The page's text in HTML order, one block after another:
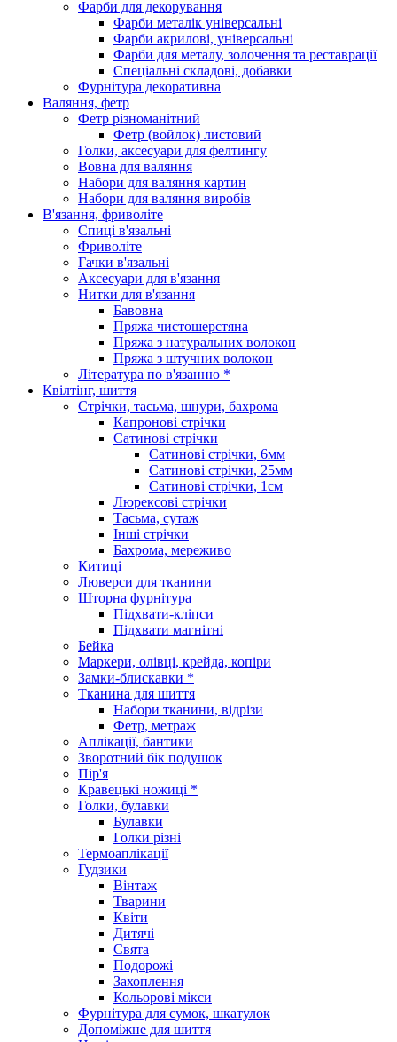
Фарби для декорування
Фарби металік універсальні
Фарби акрилові, універсальні
Фарби для металу, золочення та реставрації
Спеціальні складові, добавки
Фурнітура декоративна
Валяння, фетр
Фетр різноманітний
Фетр (войлок) листовий
Голки, аксесуари для фелтингу
Вовна для валяння
Набори для валяння картин
Набори для валяння виробів
В'язання, фриволіте
Спиці в'язальні
Фриволіте
Гачки в'язальні
Аксесуари для в'язання
Нитки для в'язання
Бавовна
Пряжа чистошерстяна
Пряжа з натуральних волокон
Пряжа з штучних волокон
Література по в'язанню *
Квілтінг, шиття
Стрічки, тасьма, шнури, бахрома
Капронові стрічки
Сатинові стрічки
Сатинові стрічки, 6мм
Сатинові стрічки, 25мм
Сатинові стрічки, 1см
Люрексові стрічки
Тасьма, сутаж
Інші стрічки
Бахрома, мереживо
Китиці
Люверси для тканини
Шторна фурнітура
Підхвати-кліпси
Підхвати магнітні
Бейка
Маркери, олівці, крейда, копіри
Замки-блискавки *
Тканина для шиття
Набори тканини, відрізи
Фетр, метраж
Аплікації, бантики
Зворотний бік подушок
Пір'я
Кравецькі ножиці *
Голки, булавки
Булавки
Голки різні
Термоаплікації
Гудзики
Вінтаж
Тварини
Квіти
Дитячі
Свята
Подорожі
Захоплення
Кольорові мікси
Фурнітура для сумок, шкатулок
Допоміжне для шиття